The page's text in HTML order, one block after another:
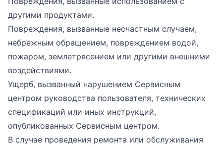
другими продуктами.
Повреждения, вызванные несчастным случаем,
небрежным обращением, повреждением водой,
пожаром, землетрясением или другими внешними
воздействиями.
Ущерб, вызванный нарушением Сервисным
центром руководства пользователя, технических
спецификаций или иных инструкций,
опубликованных Сервисным центром.
В случае проведения ремонта или обслуживания